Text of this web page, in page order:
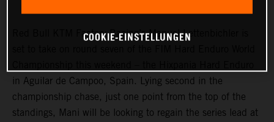
Red Bull KTM Factory Racing’s Manuel Lettenbichler is
in Aguilar de Campoo, Spain. Lying second in the
championship chase, just one point from the top of the
standings, Mani will be looking to regain the series lead at
COOKIE-EINSTELLUNGEN